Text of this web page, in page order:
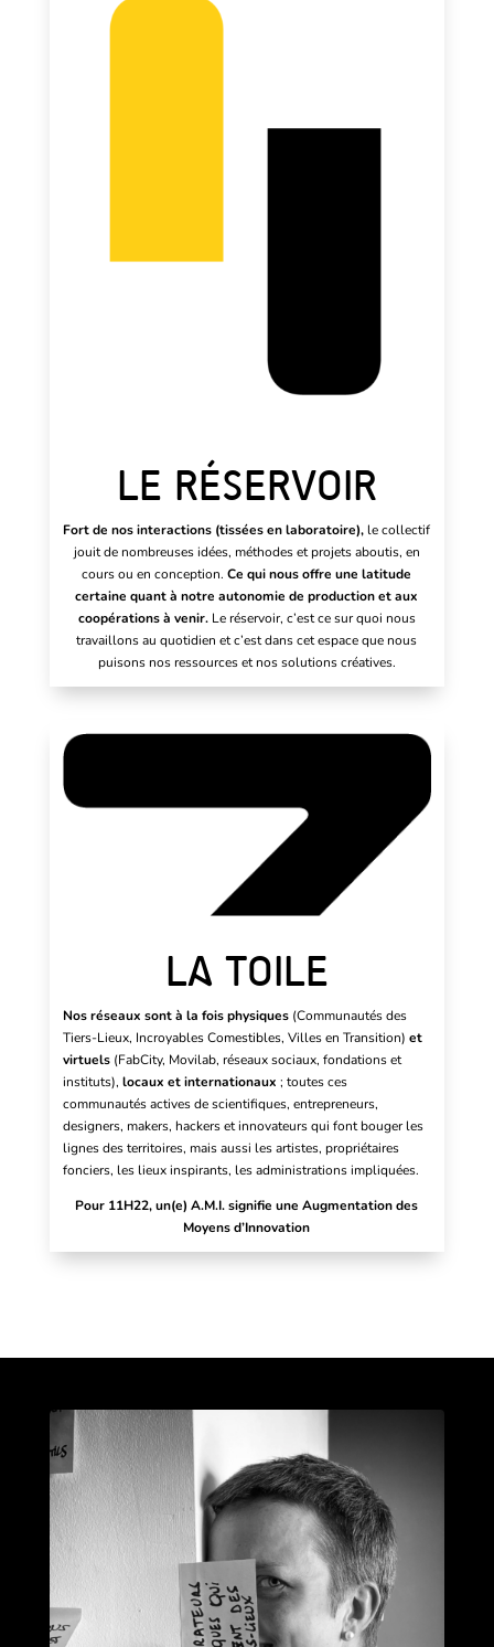
LE RÉSERVOIR
Fort de nos interactions (tissées en laboratoire),le collectif
jouit de nombreuses idées, méthodes et projets aboutis, en
cours ou en conception.Ce qui nous offre une latitude
certaine quant à notre autonomie de production et aux
coopérations à venir.Le réservoir, c’est ce sur quoi nous
travaillons au quotidien et c’est dans cet espace que nous
puisons nos ressources et nos solutions créatives.
LA TOILE
Nos réseaux sont à la fois physiques(Communautés des
Tiers-Lieux, Incroyables Comestibles, Villes en Transition) et
virtuels (FabCity, Movilab, réseaux sociaux, fondations et
instituts), locaux et internationaux ; toutes ces
communautés actives de scientifiques, entrepreneurs,
designers, makers, hackers et innovateurs qui font bouger les
lignes des territoires, mais aussi les artistes, propriétaires
fonciers, les lieux inspirants, les administrations impliquées.
Pour 11H22, un(e) A.M.I. signifie une Augmentation des
Moyens d’Innovation